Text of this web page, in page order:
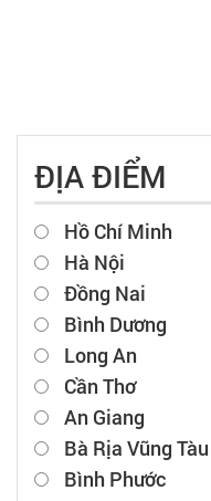
ĐỊA ĐIỂM
Hồ Chí Minh
Hà Nội
Đồng Nai
Bình Dương
Long An
Cần Thơ
An Giang
Bà Rịa Vũng Tàu
Bình Phước